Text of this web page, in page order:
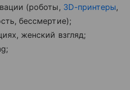
(роботы, 3D-принтеры,
бессмертие);
женский взгляд;